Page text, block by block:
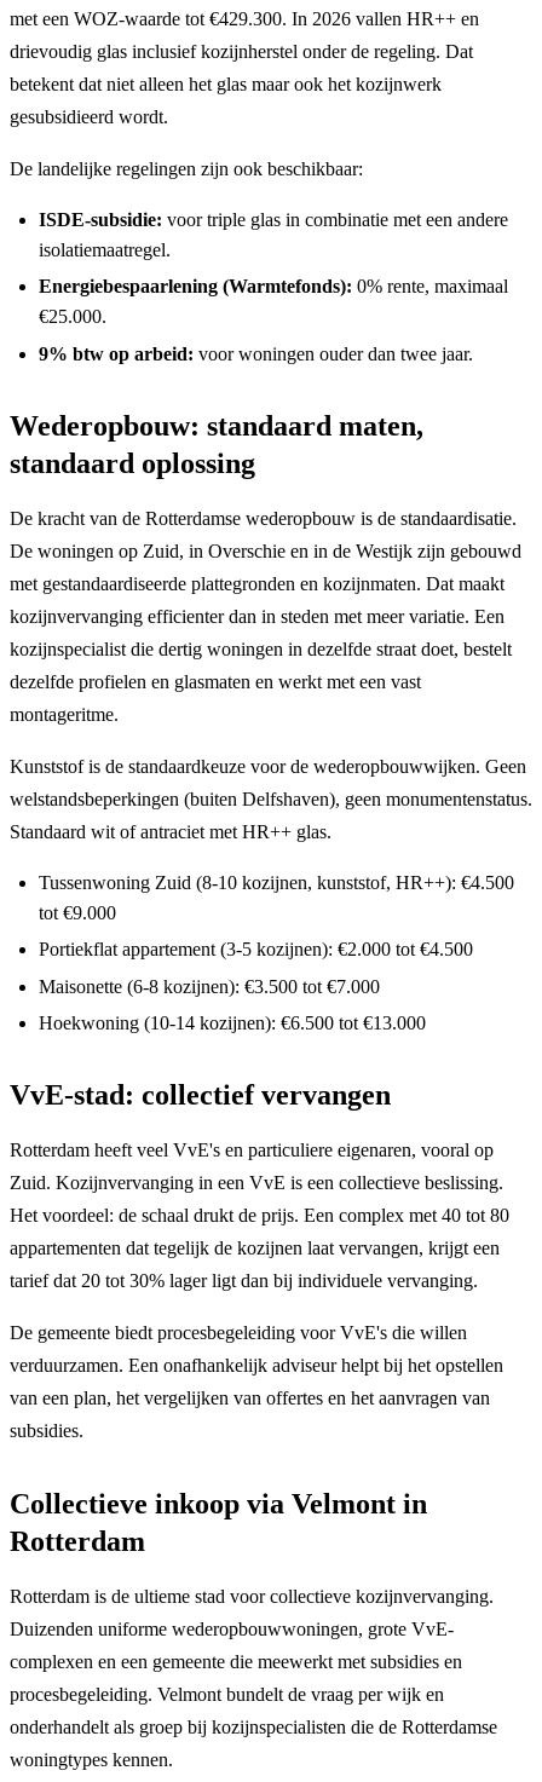
met een WOZ-waarde tot €429.300. In 2026 vallen HR++ en
drievoudig glas inclusief kozijnherstel onder de regeling. Dat
betekent dat niet alleen het glas maar ook het kozijnwerk
gesubsidieerd wordt.
De landelijke regelingen zijn ook beschikbaar:
ISDE-subsidie: voor triple glas in combinatie met een andere
isolatiemaatregel.
Energiebespaarlening (Warmtefonds): 0% rente, maximaal
€25.000.
9% btw op arbeid: voor woningen ouder dan twee jaar.
Wederopbouw: standaard maten,
standaard oplossing
De kracht van de Rotterdamse wederopbouw is de standaardisatie.
De woningen op Zuid, in Overschie en in de Westijk zijn gebouwd
met gestandaardiseerde plattegronden en kozijnmaten. Dat maakt
kozijnvervanging efficienter dan in steden met meer variatie. Een
kozijnspecialist die dertig woningen in dezelfde straat doet, bestelt
dezelfde profielen en glasmaten en werkt met een vast
montageritme.
Kunststof is de standaardkeuze voor de wederopbouwwijken. Geen
welstandsbeperkingen (buiten Delfshaven), geen monumentenstatus.
Standaard wit of antraciet met HR++ glas.
Tussenwoning Zuid (8-10 kozijnen, kunststof, HR++): €4.500
tot €9.000
Portiekflat appartement (3-5 kozijnen): €2.000 tot €4.500
Maisonette (6-8 kozijnen): €3.500 tot €7.000
Hoekwoning (10-14 kozijnen): €6.500 tot €13.000
VvE-stad: collectief vervangen
Rotterdam heeft veel VvE's en particuliere eigenaren, vooral op
Zuid. Kozijnvervanging in een VvE is een collectieve beslissing.
Het voordeel: de schaal drukt de prijs. Een complex met 40 tot 80
appartementen dat tegelijk de kozijnen laat vervangen, krijgt een
tarief dat 20 tot 30% lager ligt dan bij individuele vervanging.
De gemeente biedt procesbegeleiding voor VvE's die willen
verduurzamen. Een onafhankelijk adviseur helpt bij het opstellen
van een plan, het vergelijken van offertes en het aanvragen van
subsidies.
Collectieve inkoop via Velmont in
Rotterdam
Rotterdam is de ultieme stad voor collectieve kozijnvervanging.
Duizenden uniforme wederopbouwwoningen, grote VvE-
complexen en een gemeente die meewerkt met subsidies en
procesbegeleiding. Velmont bundelt de vraag per wijk en
onderhandelt als groep bij kozijnspecialisten die de Rotterdamse
woningtypes kennen.